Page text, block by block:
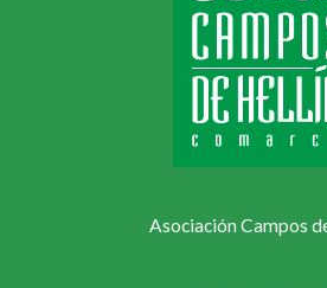
Asociación Campos